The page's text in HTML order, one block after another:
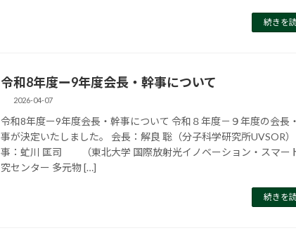
続きを
令和8年度ー9年度会長・幹事について
2026-04-07
令和8年度ー9年度会長・幹事について 令和８年度－９年度の会長
事が決定いたしました。 会長：解良 聡（分子科学研究所UVSOR
事：虻川 匡司 （東北大学 国際放射光イノベーション・スマー
究センター 多元物 […]
続きを